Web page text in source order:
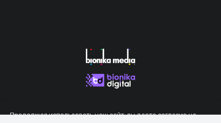
Продолжая использовать наш сайт, вы даете согласие на